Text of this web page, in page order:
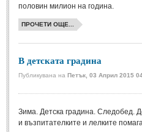
Любовни SMS-и
SMS-и за приятели
МЪДРОСТИ - КАТЕГОРИИ
половин милион на година.
ПРОЧЕТИ ОЩЕ...
В детската градина
Публикувана на Петък, 03 Април 2015
Зима. Детска градина. Следобед.
и възпитателките и лелките